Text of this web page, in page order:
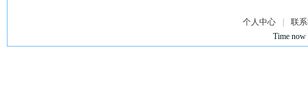
个人中心
联
Time now